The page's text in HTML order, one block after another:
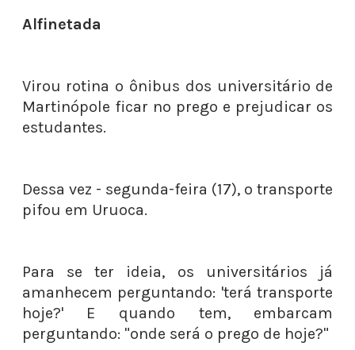
Alfinetada
Virou rotina o ônibus dos universitário de
Martinópole ficar no prego e prejudicar os
estudantes.
Dessa vez - segunda-feira (17), o transporte
pifou em Uruoca.
Para se ter ideia, os universitários já
amanhecem perguntando: 'terá transporte
hoje?' E quando tem, embarcam
perguntando: "onde será o prego de hoje?"